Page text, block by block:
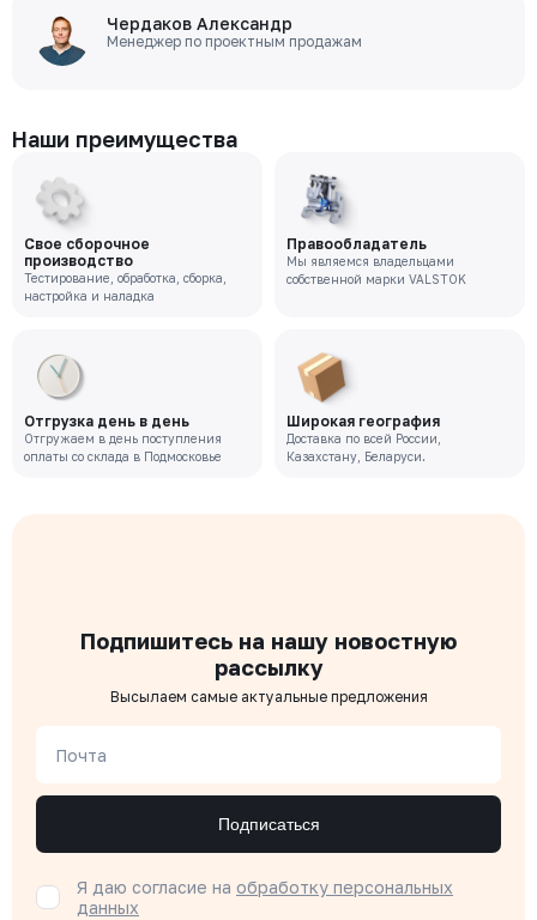
Чердаков Александр
Менеджер по проектным продажам
Наши преимущества
Свое сборочное
производство
Тестирование, обработка, сборка,
настройка и наладка
Правообладатель
Мы являемся владельцами
собственной марки VALSTOK
Отгрузка день в день
Отгружаем в день поступления
оплаты со склада в Подмосковье
Широкая география
Доставка по всей России,
Казахстану, Беларуси.
Подпишитесь на нашу новостную
рассылку
Высылаем самые актуальные предложения
Почта
Подписаться
Я даю согласие на обработку персональных
данных